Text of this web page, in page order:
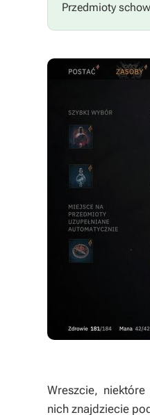
Przedmioty
Wreszcie, niektóre
nich znajdziecie